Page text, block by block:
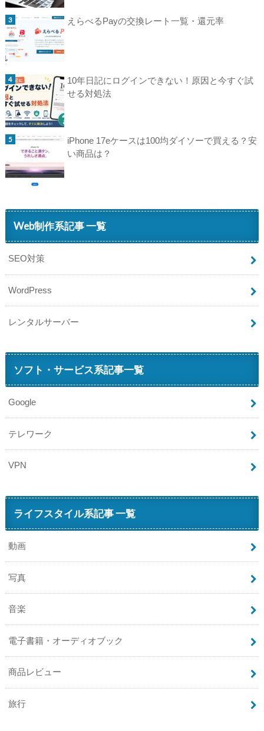
えらべるPayの交換レート一覧・還元率
10年日記にログインできない！原因と今すぐ試
せる対処法
iPhone 17eケースは100均ダイソーで買える？安
い商品は？
Web制作系記事 一覧
SEO対策
WordPress
レンタルサーバー
ソフト・サービス系記事一覧
Google
テレワーク
VPN
ライフスタイル系記事 一覧
動画
写真
音楽
電子書籍・オーディオブック
商品レビュー
旅行